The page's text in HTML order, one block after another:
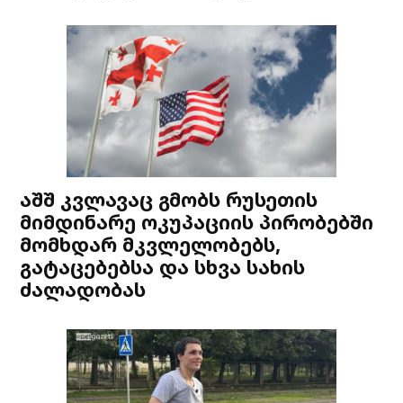
აშშ კვლავაც გმობს რუსეთის
მიმდინარე ოკუპაციის პირობებში
მომხდარ მკვლელობებს,
გატაცებებსა და სხვა სახის
ძალადობას